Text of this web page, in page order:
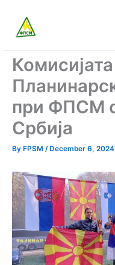
content
при ФПСМ
Србија
By FPSM / December 6, 2024